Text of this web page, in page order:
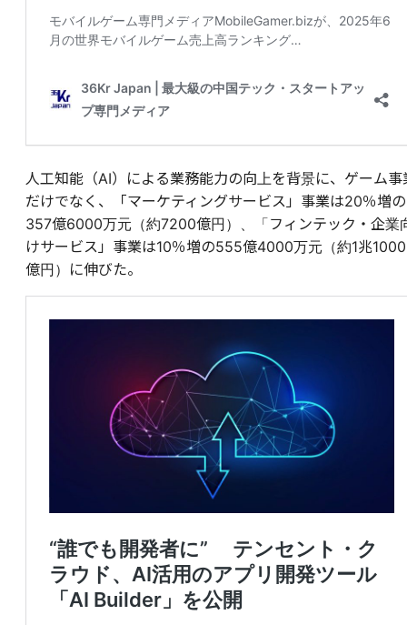
人工知能（AI）による業務能力の向上を背景に、ゲーム事
だけでなく、「マーケティングサービス」事業は20％増の
357億6000万元（約7200億円）、「フィンテック・企業
けサービス」事業は10％増の555億4000万元（約1兆1000
億円）に伸びた。